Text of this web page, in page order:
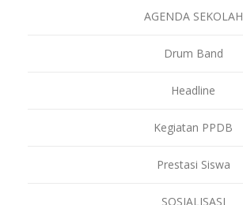
AGENDA SEKOLAH
Drum Band
Headline
Kegiatan PPDB
Prestasi Siswa
SOSIALISASI